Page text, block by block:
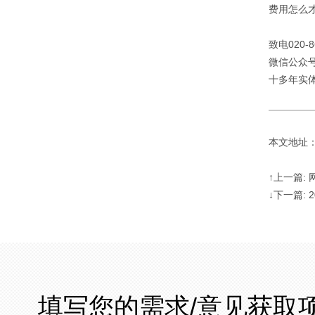
费用怎么
致电020-
微信公众
十多年实
本文地址
↑上一篇:
↓下一篇:
填写您的需求/意见获取